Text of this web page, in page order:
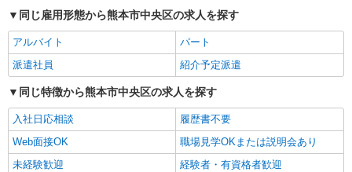
株式会社kotrio /●KM-H-2067364
熊本市中央区/未経験OK★誰かの支えになれる
人に！グルホの世話人♪
時給1450円〜2062円 ＜日払い有/週払い有/交
通費全支給(ガソリン代含む)＞
水前寺駅周辺 ≪車通勤OK≫
キープ 詳細を見る
派遣社員
同じ雇用形態から熊本市中央区の求人を探す
アルバイト
パート
派遣社員
紹介予定派遣
同じ特徴から熊本市中央区の求人を探す
入社日応相談
履歴書不要
Web面接OK
職場見学OKまたは説明会あり
未経験歓迎
経験者・有資格者歓迎